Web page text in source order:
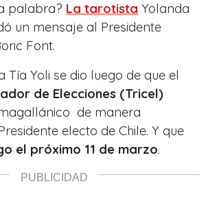
palabra? La tarotista Yolanda
un mensaje al Presidente
Font.
Tía Yoli se dio luego de que el
de Elecciones (Tricel)
de manera
electo de Chile. Y que
el próximo 11 de marzo.